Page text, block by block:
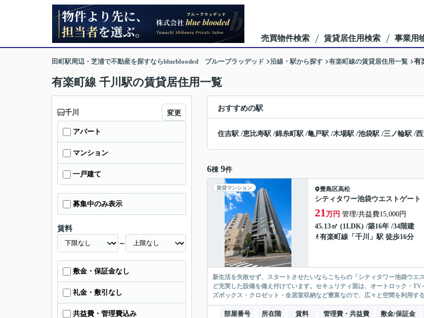
売買物件検索 賃貸居住用検索 事業用
田町駅周辺・芝浦で不動産を探すならblueblooded ブルーブラッデッド 沿線・駅から探す 有楽町線の賃貸居住用一覧 有
有楽町線 千川駅の賃貸居住用一覧
おすすめの駅
住吉駅 /恵比寿駅 /錦糸町駅 /亀戸駅 /木場駅 /池袋駅 /三ノ輪駅 /
6棟 9件
賃貸マンション 豊島区高松
シティタワー池袋ウエストゲート
21万円 管理/共益費15,000円
45.13㎡ (1LDK) /築16年 /34階建
有楽町線 「 千川 」駅 徒歩16分
新生活を失敗せず、スタートさせたいならこちらの「シティタワー池袋ウ
ど充実した設備を備え付けています。セキュリティ面は、オートロック・
ズボックス・クロゼット・全居室収納など豊富なので、広々と空間を利用す
部屋番号 所在階 賃料 管理費・共益費 敷金/保証金
千川 変更
アパート
マンション
一戸建て
募集中のみ表示
賃料
～
敷金・保証金なし
礼金・敷引なし
共益費・管理費込み